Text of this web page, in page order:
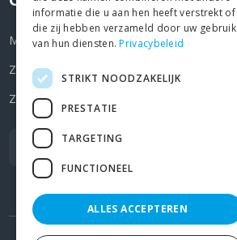
Maandag - Vrijdag
Zaterdag
Zondag
Service 24/7 beschikbaar
informatie die u aan hen heeft verstrekt of
die zij hebben verzameld door uw gebruik
van hun diensten.Privacybeleid
STRIKT NOODZAKELIJK
PRESTATIE
TARGETING
FUNCTIONEEL
ALLES ACCEPTEREN